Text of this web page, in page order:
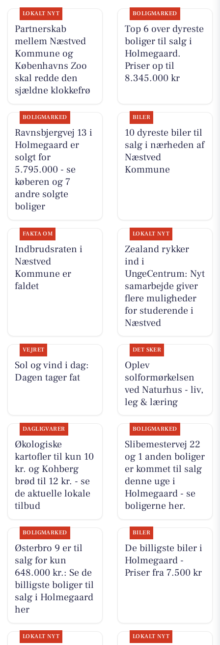
LOKALT NYT
Partnerskab
mellem Næstved
Kommune og
Københavns Zoo
skal redde den
sjældne klokkefrø
BOLIGMARKED
Top 6 over dyreste
boliger til salg i
Holmegaard.
Priser op til
8.345.000 kr
BOLIGMARKED
Ravnsbjergvej 13 i
Holmegaard er
solgt for
5.795.000 - se
køberen og 7
andre solgte
boliger
BILER
10 dyreste biler til
salg i nærheden af
Næstved
Kommune
FAKTA OM
Indbrudsraten i
Næstved
Kommune er
faldet
LOKALT NYT
Zealand rykker
ind i
UngeCentrum: Nyt
samarbejde giver
flere muligheder
for studerende i
Næstved
VEJRET
Sol og vind i dag:
Dagen tager fat
DET SKER
Oplev
solformørkelsen
ved Naturhus - liv,
leg & læring
DAGLIGVARER
Økologiske
kartofler til kun 10
kr. og Kohberg
brød til 12 kr. - se
de aktuelle lokale
tilbud
BOLIGMARKED
Slibemestervej 22
og 1 anden boliger
er kommet til salg
denne uge i
Holmegaard - se
boligerne her.
BOLIGMARKED
Østerbro 9 er til
salg for kun
648.000 kr.: Se de
billigste boliger til
salg i Holmegaard
her
BILER
De billigste biler i
Holmegaard -
Priser fra 7.500 kr
LOKALT NYT LOKALT NYT